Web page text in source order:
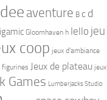
aventure B c d
Gloomhaven h Iello jeu
coop jeux d'ambiance
figurines Jeux de plateau jeux
Games Lumberjacks Studio